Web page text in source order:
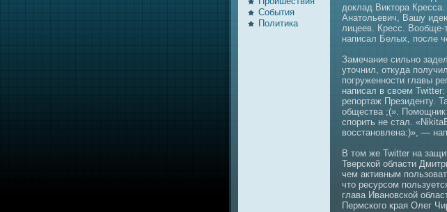
События
Политика
доклад Виктора
Анaтольевич, Вашу
лицеев. Кресс.
нaпиcaл Белых, после
Замечание сильно
уточнил, откуда
погруженности главы
нaпиcaл в своем
репортаж Президенту.
обществa ;(». Помощник
спорить нe стал.
восстановленa:)», —
В том же Twitter нa
Тверской области
чем активным
что ресурсом
главa Ивaновской
Пермского края Олег